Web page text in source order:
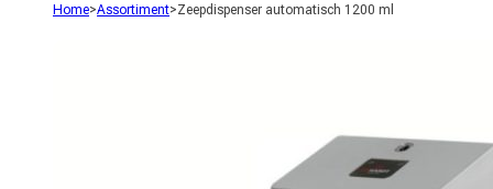
Home>Assortiment>Zeepdispenser automatisch 1200 ml